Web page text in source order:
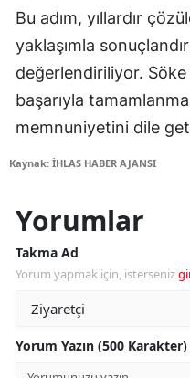
Bu adım, yıllardır
yaklaşımla
değerlendiriliyor.
başarıyla
memnuniyetini dile
Kaynak: İHLAS HABER AJANSI
Yorumlar
Takma Ad
Yorum yapmak için, isterseniz
Yorum Yazın (500 Karakter)